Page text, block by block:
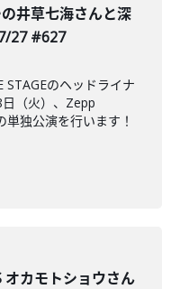
井草七海さんと深
27 #627
のヘッドライナ
（火）、Zepp
独公演を行います！
オカモトショウさん